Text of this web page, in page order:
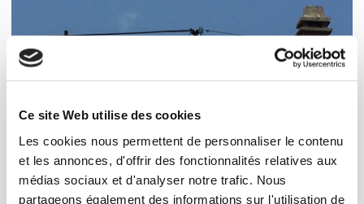
Ce site Web utilise des cookies
Les cookies nous permettent de personnaliser le contenu
et les annonces, d'offrir des fonctionnalités relatives aux
médias sociaux et d'analyser notre trafic. Nous
partageons également des informations sur l'utilisation de